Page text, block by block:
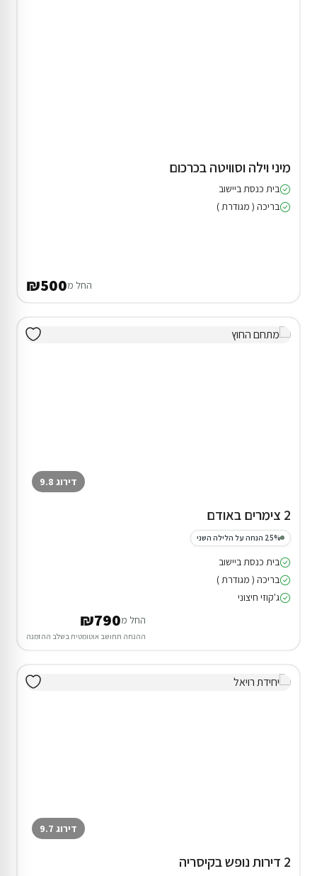
מיני וילה וסוויטה בכרכום
בית כנסת ביישוב
בריכה ( מגודרת )
החל מ₪500
דירוג 9.8
2 צימרים באודם
25% הנחה על הלילה השני
בית כנסת ביישוב
בריכה ( מגודרת )
ג'קוזי חיצוני
החל מ₪790
ההנחה תחושב אוטומטית בשלב ההזמנה
דירוג 9.7
2 דירות נופש בקיסריה